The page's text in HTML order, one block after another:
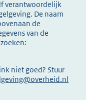
verantwoordelijk
De naam
de
van de
niet goed? Stuur